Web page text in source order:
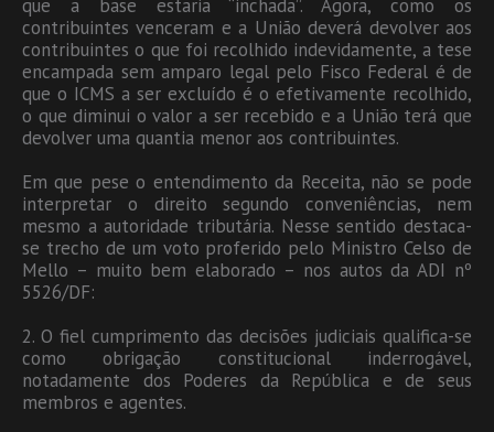
que a base estaria “inchada”. Agora, como os
contribuintes venceram e a União deverá devolver aos
contribuintes o que foi recolhido indevidamente, a tese
encampada sem amparo legal pelo Fisco Federal é de
que o ICMS a ser excluído é o efetivamente recolhido,
o que diminui o valor a ser recebido e a União terá que
devolver uma quantia menor aos contribuintes.
Em que pese o entendimento da Receita, não se pode
interpretar o direito segundo conveniências, nem
mesmo a autoridade tributária. Nesse sentido destaca-
se trecho de um voto proferido pelo Ministro Celso de
Mello – muito bem elaborado – nos autos da ADI nº
5526/DF:
2. O fiel cumprimento das decisões judiciais qualifica-se
como obrigação constitucional inderrogável,
notadamente dos Poderes da República e de seus
membros e agentes.